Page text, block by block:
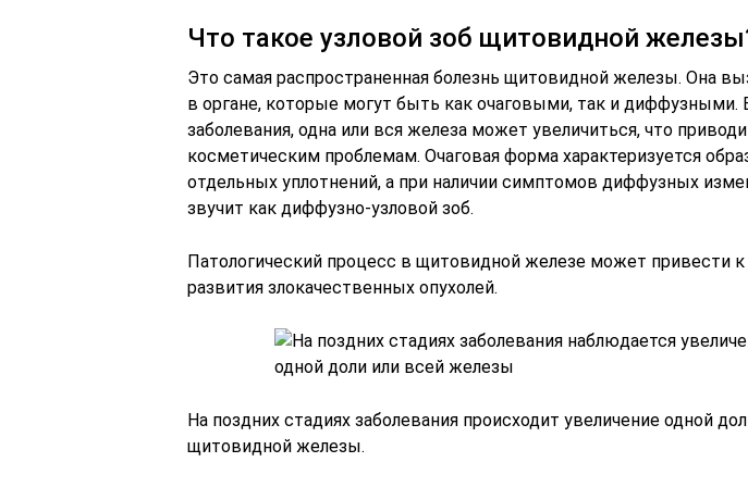
Что такое узловой зоб щитовидной
Это самая распространенная болезнь щитовидной железы. Она
в органе, которые могут быть как очаговыми, так и диффузными.
заболевания, одна или вся железа может увеличиться, что
косметическим проблемам. Очаговая форма характеризуется
отдельных уплотнений, а при наличии симптомов диффузных
звучит как диффузно-узловой зоб.
Патологический процесс в щитовидной железе может привести
развития злокачественных опухолей.
На поздних стадиях заболевания происходит увеличение одной
щитовидной железы.